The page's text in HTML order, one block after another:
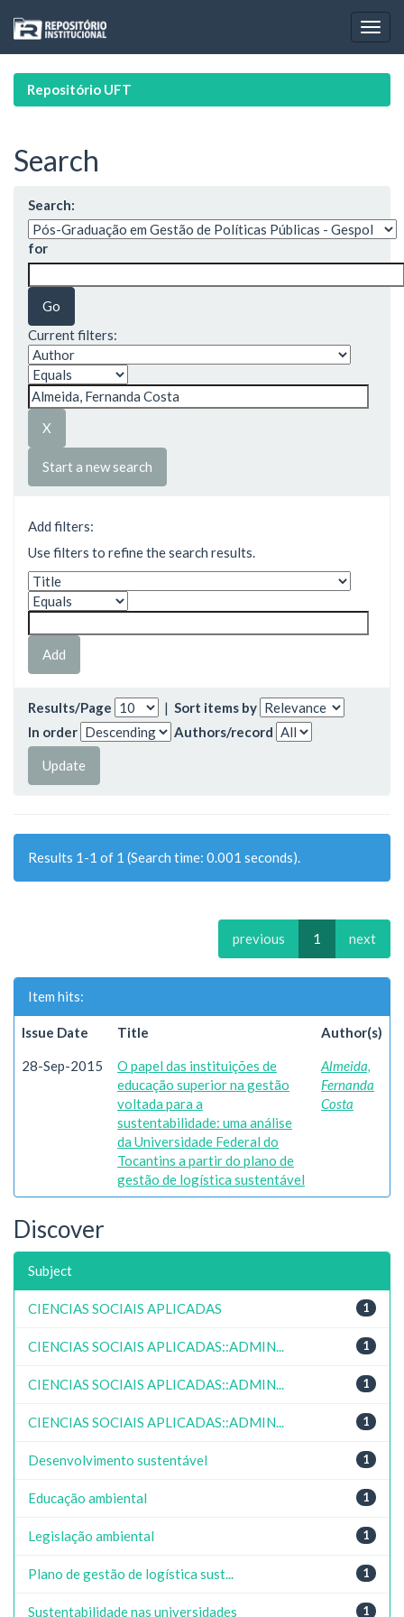
navigation
Repositório UFT
Search
Search:
for
Current filters:
Start a new search
Add filters:
Use filters to refine the search results.
Results/Page | Sort items by
In order
Authors/record
Results 1-1 of 1 (Search time: 0.001 seconds).
previous 1 next
Item hits:
Issue Date Title Author(s)
28-Sep-2015
O papel das instituições de
educação superior na gestão
voltada para a
sustentabilidade: uma análise
da Universidade Federal do
Tocantins a partir do plano de
gestão de logística sustentável
Almeida,
Fernanda
Costa
Discover
Subject
1
CIENCIAS SOCIAIS APLICADAS
1
CIENCIAS SOCIAIS APLICADAS::ADMIN...
1
CIENCIAS SOCIAIS APLICADAS::ADMIN...
1
CIENCIAS SOCIAIS APLICADAS::ADMIN...
1
Desenvolvimento sustentável
1
Educação ambiental
1
Legislação ambiental
1
Plano de gestão de logística sust...
1
Sustentabilidade nas universidades